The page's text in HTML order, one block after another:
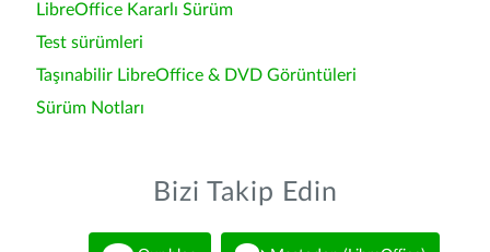
LibreOffice Kararlı Sürüm
Test sürümleri
Taşınabilir LibreOffice & DVD Görüntüleri
Sürüm Notları
Bizi Takip Edin